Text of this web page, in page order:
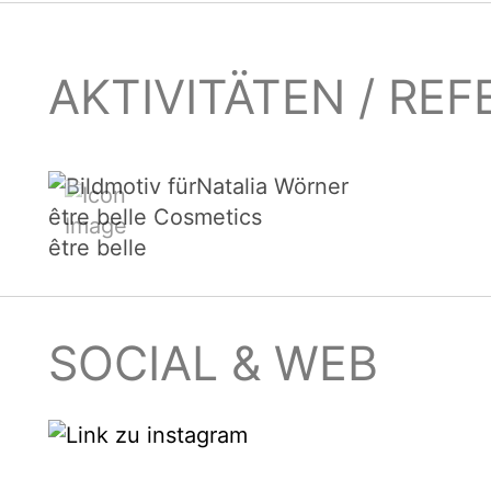
AKTIVITÄTEN /
être belle Cosmetics
être belle
SOCIAL & WEB